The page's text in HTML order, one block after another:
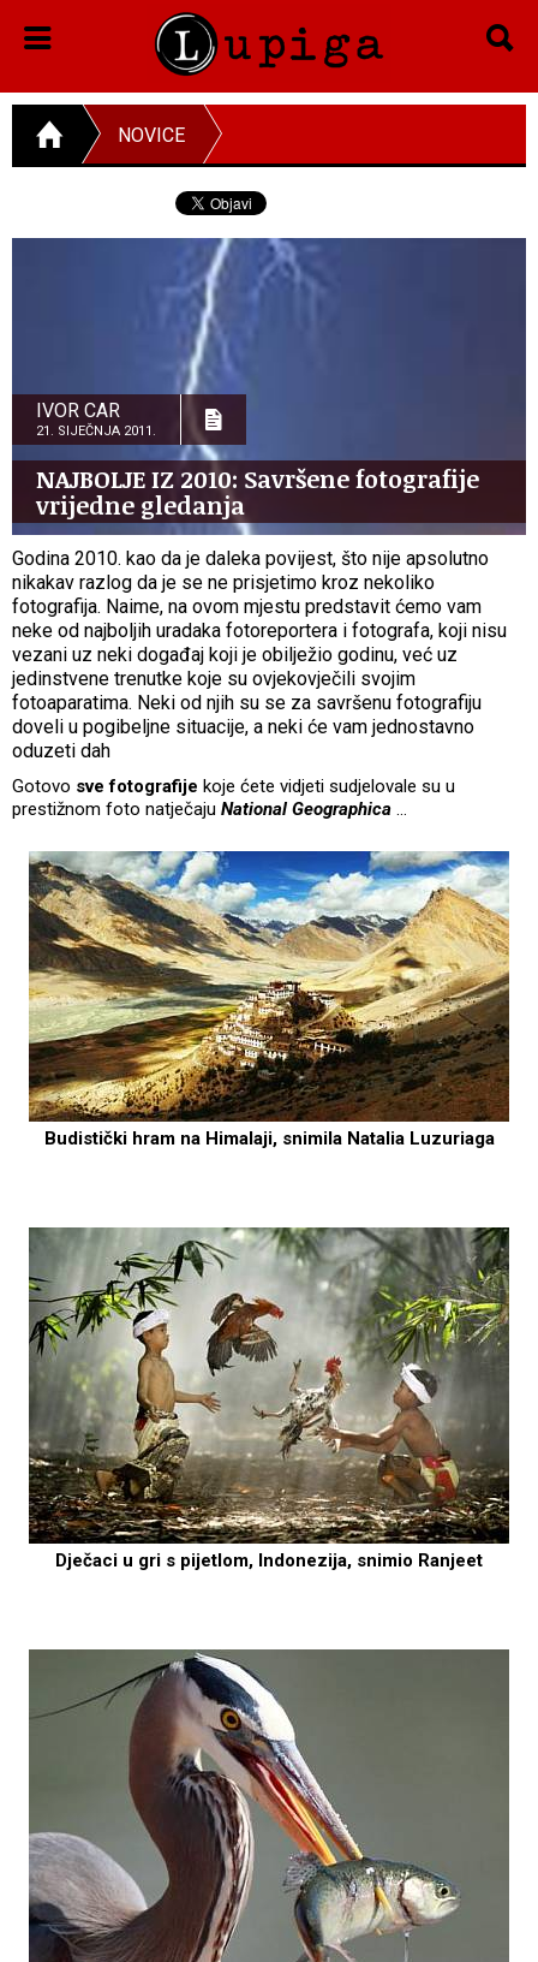
NOVICE
IVOR CAR
21. SIJEČNJA 2011.
NAJBOLJE IZ 2010: Savršene fotografije
vrijedne gledanja
Godina 2010. kao da je daleka povijest, što nije apsolutno
nikakav razlog da je se ne prisjetimo kroz nekoliko
fotografija. Naime, na ovom mjestu predstavit ćemo vam
neke od najboljih uradaka fotoreportera i fotografa, koji nisu
vezani uz neki događaj koji je obilježio godinu, već uz
jedinstvene trenutke koje su ovjekovječili svojim
fotoaparatima. Neki od njih su se za savršenu fotografiju
doveli u pogibeljne situacije, a neki će vam jednostavno
oduzeti dah
Gotovo sve fotografije koje ćete vidjeti sudjelovale su u
prestižnom foto natječaju National Geographica …
Budistički hram na Himalaji, snimila Natalia Luzuriaga
Dječaci u gri s pijetlom, Indonezija, snimio Ranjeet